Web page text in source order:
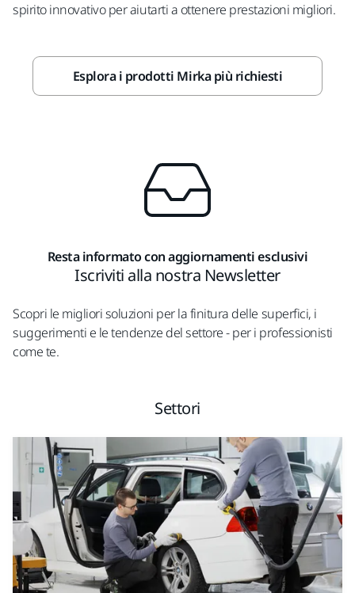
spirito innovativo per aiutarti a ottenere prestazioni migliori.
Esplora i prodotti Mirka più richiesti
Resta informato con aggiornamenti esclusivi
Iscriviti alla nostra Newsletter
Scopri le migliori soluzioni per la finitura delle superfici, i
suggerimenti e le tendenze del settore - per i professionisti
come te.
Settori